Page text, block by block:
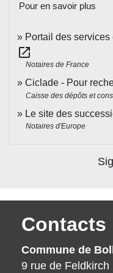
Pour en savoir plus
Portail des
open_in_new
Notaires de France
Ciclade - Pour
Caisse des dépôts et
Le site des
Notaires d'Europe
Contacts
Commune de
9 rue de Feldkirch